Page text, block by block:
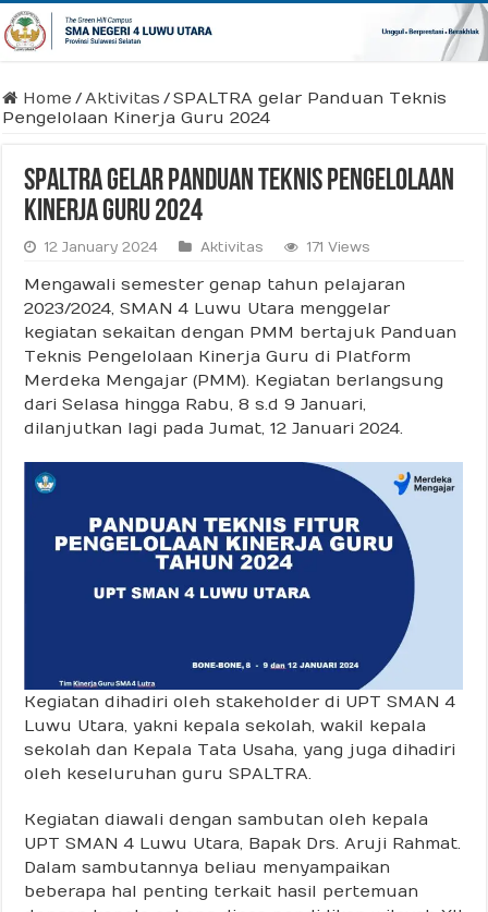
Home /Aktivitas /SPALTRA gelar Panduan Teknis
Pengelolaan Kinerja Guru 2024
SPALTRA gelar Panduan Teknis Pengelolaan
Kinerja Guru 2024
12 January 2024 Aktivitas 171 Views
Mengawali semester genap tahun pelajaran
2023/2024, SMAN 4 Luwu Utara menggelar
kegiatan sekaitan dengan PMM bertajuk Panduan
Teknis Pengelolaan Kinerja Guru di Platform
Merdeka Mengajar (PMM). Kegiatan berlangsung
dari Selasa hingga Rabu, 8 s.d 9 Januari,
dilanjutkan lagi pada Jumat, 12 Januari 2024.
Kegiatan dihadiri oleh stakeholder di UPT SMAN 4
Luwu Utara, yakni kepala sekolah, wakil kepala
sekolah dan Kepala Tata Usaha, yang juga dihadiri
oleh keseluruhan guru SPALTRA.
Kegiatan diawali dengan sambutan oleh kepala
UPT SMAN 4 Luwu Utara, Bapak Drs. Aruji Rahmat.
Dalam sambutannya beliau menyampaikan
beberapa hal penting terkait hasil pertemuan